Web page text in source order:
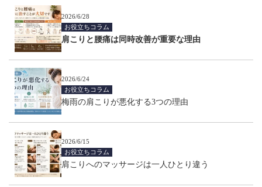
2026/6/28
お役立ちコラム
肩こりと腰痛は同時改善が重要な理由
2026/6/24
お役立ちコラム
梅雨の肩こりが悪化する3つの理由
2026/6/15
お役立ちコラム
肩こりへのマッサージは一人ひとり違う